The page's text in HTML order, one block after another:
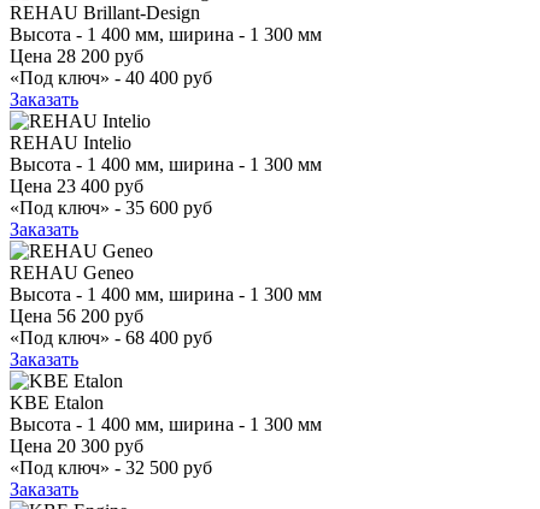
REHAU Brillant-Design
Высота - 1 400 мм, ширина - 1 300 мм
Цена 28 200 руб
«Под ключ» - 40 400 руб
Заказать
REHAU Intelio
Высота - 1 400 мм, ширина - 1 300 мм
Цена 23 400 руб
«Под ключ» - 35 600 руб
Заказать
REHAU Geneo
Высота - 1 400 мм, ширина - 1 300 мм
Цена 56 200 руб
«Под ключ» - 68 400 руб
Заказать
KBE Etalon
Высота - 1 400 мм, ширина - 1 300 мм
Цена 20 300 руб
«Под ключ» - 32 500 руб
Заказать